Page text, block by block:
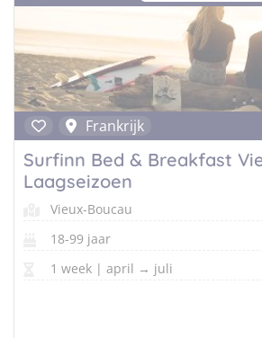
Frankrijk
Surfinn Bed & Breakfast
Laagseizoen
Vieux-Boucau
18-99 jaar
1 week | april → juli